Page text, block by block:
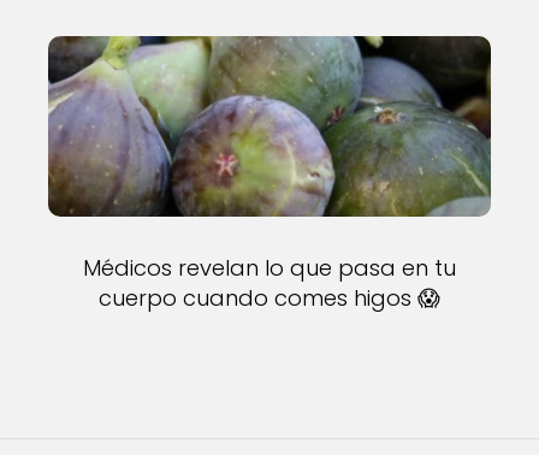
Médicos revelan lo que pasa en tu
cuerpo cuando comes higos 😱